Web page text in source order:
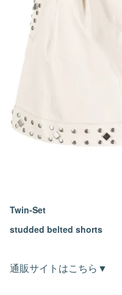
Twin-Set
studded belted shorts
通販サイトはこちら▼